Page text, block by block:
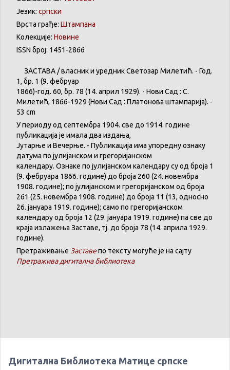
Језик: српски
Врста грађе: Штампана
Колекције: Новине
ISSN број: 1451-2866
ЗАСТАВА/власники уредникСветозар Милетић. - Год.
1, бр. 1 (9. фебруар
1866)-год. 60, бр. 78 (14. април 1929). - Нови Сад : С.
Милетић, 1866-1929 (Нови Сад : Платонова штампарија). -
53 cm
Упериодуод септембра 1904. све до 1914. године
публикација је имала два издања,
Јутарње и Вечерње. - Публикација има упореднуознаку
датума по јулијанском и грегоријанском
календару. Ознаке по јулијанском календару су од броја 1
(9. фебруара 1866. године) до броја 260 (24. новембра
1908. године); по јулијанском и грегоријанском од броја
261 (25. новембра 1908. године) до броја 11 (13, односно
26. јануара 1919. године); само по грегоријанском
календаруод броја 12 (29. јануара 1919. године) па све до
краја излажења Заставе, тј. до броја 78 (14. априла 1929.
године).
Претраживање Заставепо тексту могуће је на сајту
Претражива дигитална библиотека
Дигитална Библиотека Матице српске